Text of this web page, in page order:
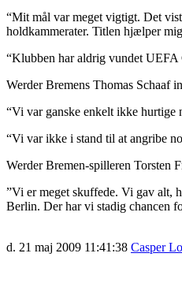
“Mit mål var meget vigtigt. Det
holdkammerater. Titlen hjælper
“Klubben har aldrig vundet UEFA
Werder Bremens Thomas Schaaf
“Vi var ganske enkelt ikke hurtige
“Vi var ikke i stand til at angribe
Werder Bremen-spilleren Torsten
”Vi er meget skuffede. Vi gav alt,
Berlin. Der har vi stadig chancen
d. 21 maj 2009 11:41:38 Casper